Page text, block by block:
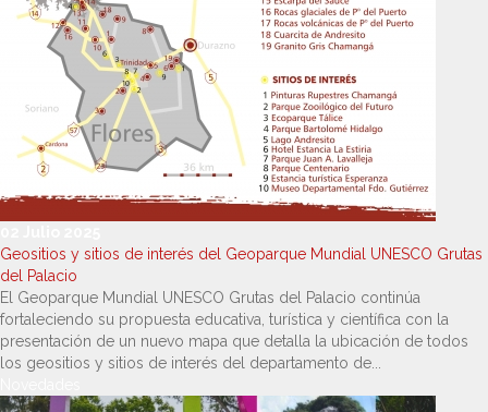
Geositios y sitios de interés del Geoparque Mundial UNESCO Grutas
del Palacio
El Geoparque Mundial UNESCO Grutas del Palacio continúa
fortaleciendo su propuesta educativa, turística y científica con la
presentación de un nuevo mapa que detalla la ubicación de todos
los geositios y sitios de interés del departamento de...